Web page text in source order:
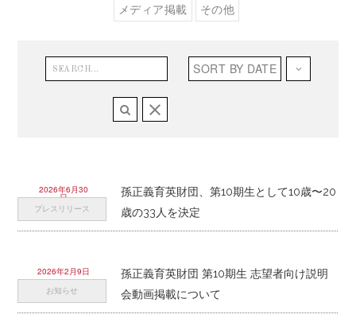
メディア掲載
その他
SORT BY DATE
2026年6月30
日
プレスリリース
孫正義育英財団、第10期生として10歳〜20
歳の33人を決定
2026年2月9日
お知らせ
孫正義育英財団 第10期生 志望者向け説明
会動画掲載について